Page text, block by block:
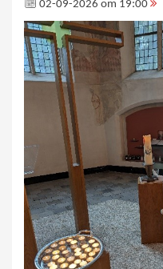
02-09-2026 om 19:00